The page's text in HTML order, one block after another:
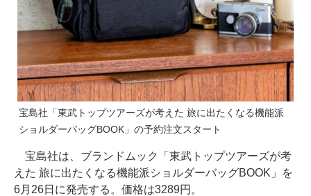
宝島社「東武トップツアーズが考えた 旅に出たくなる機能派
ショルダーバッグBOOK」の予約注文スタート
宝島社は、ブランドムック「東武トップツアーズが考
えた 旅に出たくなる機能派ショルダーバッグBOOK」を
6月26日に発売する。価格は3289円。